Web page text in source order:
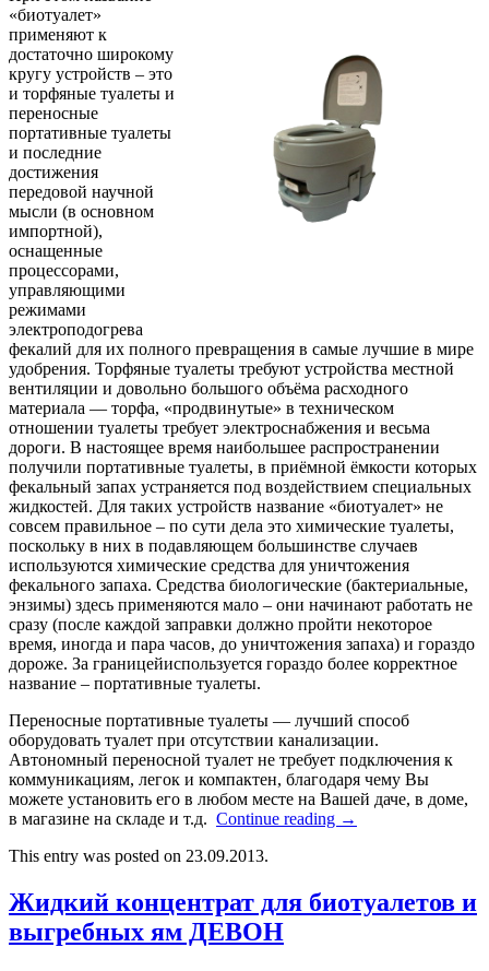
«биотуалет»
применяют к
достаточно широкому
кругу устройств – это
и торфяные туалеты и
переносные
портативные туалеты
и последние
достижения
передовой научной
мысли (в основном
импортной),
оснащенные
процессорами,
управляющими
режимами
электроподогрева
фекалий для их полного превращения в самые лучшие в мире
удобрения. Торфяные туалеты требуют устройства местной
вентиляции и довольно большого объёма расходного
материала — торфа, «продвинутые» в техническом
отношении туалеты требует электроснабжения и весьма
дороги. В настоящее время наибольшее распространении
получили портативные туалеты, в приёмной ёмкости которых
фекальный запах устраняется под воздействием специальных
жидкостей. Для таких устройств название «биотуалет» не
совсем правильное – по сути дела это химические туалеты,
поскольку в них в подавляющем большинстве случаев
используются химические средства для уничтожения
фекального запаха. Средства биологические (бактериальные,
энзимы) здесь применяются мало – они начинают работать не
сразу (после каждой заправки должно пройти некоторое
время, иногда и пара часов, до уничтожения запаха) и гораздо
дороже. За границейиспользуется гораздо более корректное
название – портативные туалеты.
Переносные портативные туалеты — лучший способ
оборудовать туалет при отсутствии канализации.
Автономный переносной туалет не требует подключения к
коммуникациям, легок и компактен, благодаря чему Вы
можете установить его в любом месте на Вашей даче, в доме,
в магазине на складе и т.д. Continue reading →
This entry was posted on 23.09.2013.
Жидкий концентрат для биотуалетов и
выгребных ям ДЕВОН